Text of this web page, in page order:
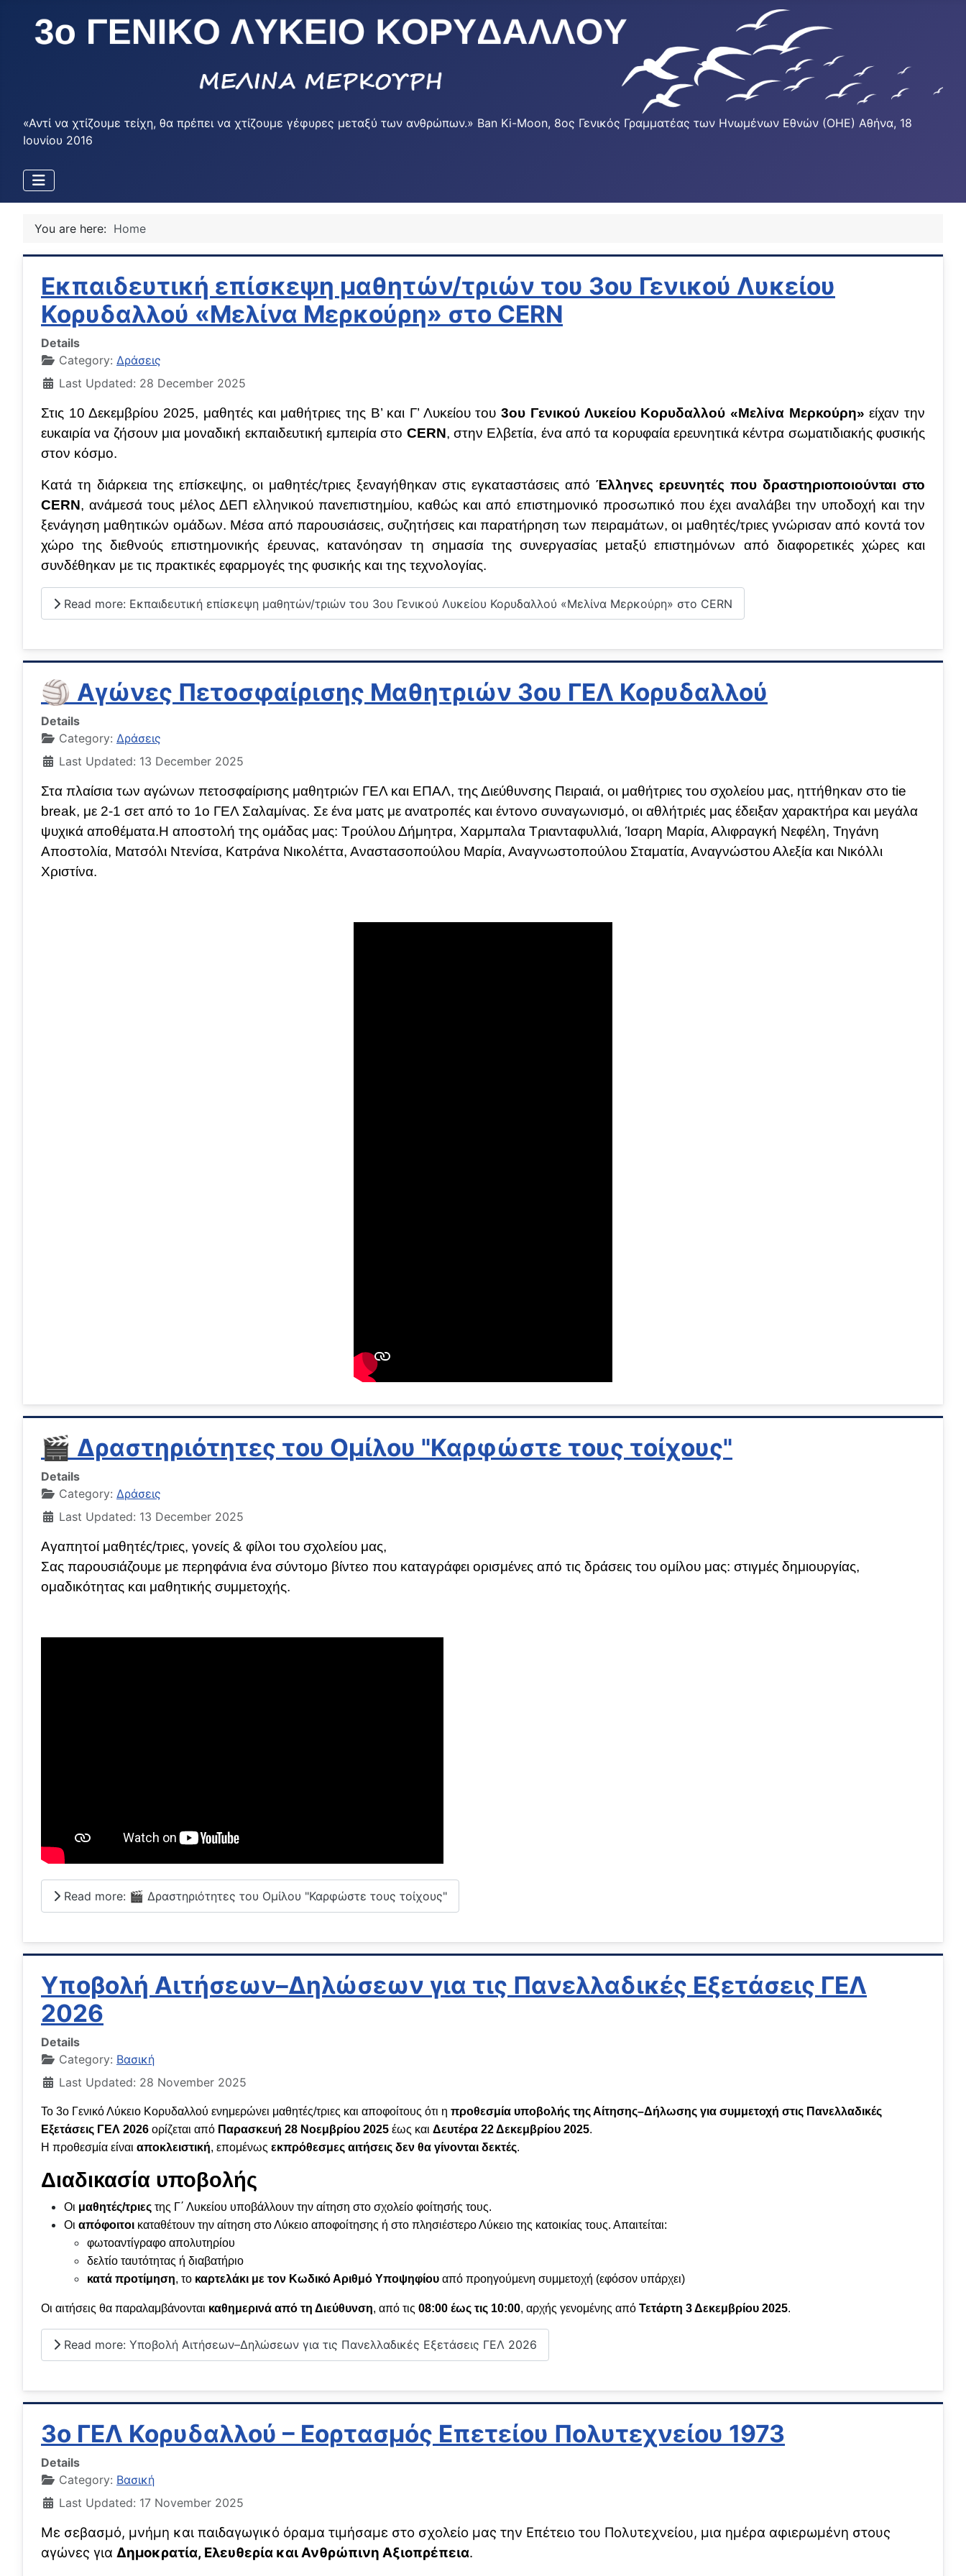
«Αντί να χτίζουμε τείχη, θα πρέπει να χτίζουμε γέφυρες μεταξύ των ανθρώπων.» Ban Ki-Moon, 8ος Γενικός Γραμματέας των Ηνωμένων Εθνών (ΟΗΕ) Αθήνα, 18
Ιουνίου 2016
You are here: Home
Εκπαιδευτική επίσκεψη μαθητών/τριών του 3ου Γενικού Λυκείου
Κορυδαλλού «Μελίνα Μερκούρη» στο CERN
Details
Category: Δράσεις
Last Updated: 28 December 2025
Στις 10 Δεκεμβρίου 2025, μαθητές και μαθήτριες της Β’ και Γ’ Λυκείου του3ου Γενικού Λυκείου Κορυδαλλού «Μελίνα Μερκούρη» είχαν την
ευκαιρία να ζήσουν μια μοναδική εκπαιδευτική εμπειρία στο CERN, στην Ελβετία, ένα από τα κορυφαία ερευνητικά κέντρα σωματιδιακής φυσικής
στον κόσμο.
Κατά τη διάρκεια της επίσκεψης, οι μαθητές/τριες ξεναγήθηκαν στις εγκαταστάσεις απόΈλληνες ερευνητές που δραστηριοποιούνται στο
CERN, ανάμεσά τους μέλος ΔΕΠ ελληνικού πανεπιστημίου, καθώς και από επιστημονικό προσωπικό που έχει αναλάβει την υποδοχή και την
ξενάγηση μαθητικών ομάδων. Μέσα από παρουσιάσεις, συζητήσεις και παρατήρηση των πειραμάτων, οι μαθητές/τριες γνώρισαν από κοντά τον
χώρο της διεθνούς επιστημονικής έρευνας, κατανόησαν τη σημασία της συνεργασίας μεταξύ επιστημόνων από διαφορετικές χώρες και
συνδέθηκαν με τις πρακτικές εφαρμογές της φυσικής και της τεχνολογίας.
Read more: Εκπαιδευτική επίσκεψη μαθητών/τριών του 3ου Γενικού Λυκείου Κορυδαλλού «Μελίνα Μερκούρη» στο CERN
🏐 Αγώνες Πετοσφαίρισης Μαθητριών 3ου ΓΕΛ Κορυδαλλού
Details
Category: Δράσεις
Last Updated: 13 December 2025
Στα πλαίσια των αγώνων πετοσφαίρισης μαθητριών ΓΕΛ και ΕΠΑΛ, της Διεύθυνσης Πειραιά, οι μαθήτριες του σχολείου μας, ηττήθηκαν στο tie
break, με 2-1 σετ από το 1ο ΓΕΛ Σαλαμίνας. Σε ένα ματς με ανατροπές και έντονο συναγωνισμό, οι αθλήτριές μας έδειξαν χαρακτήρα και μεγάλα
ψυχικά αποθέματα.Η αποστολή της ομάδας μας: Τρούλου Δήμητρα, Χαρμπαλα Τριανταφυλλιά, Ίσαρη Μαρία, Αλιφραγκή Νεφέλη, Τηγάνη
Αποστολία, Ματσόλι Ντενίσα, Κατράνα Νικολέττα, Αναστασοπούλου Μαρία, Αναγνωστοπούλου Σταματία, Αναγνώστου Αλεξία και Νικόλλι
Χριστίνα.
🎬 Δραστηριότητες του Ομίλου "Καρφώστε τους τοίχους"
Details
Category: Δράσεις
Last Updated: 13 December 2025
Αγαπητοί μαθητές/τριες, γονείς & φίλοι του σχολείου μας,
Σας παρουσιάζουμε με περηφάνια ένα σύντομο βίντεο που καταγράφει ορισμένες από τις δράσεις του ομίλου μας: στιγμές δημιουργίας,
ομαδικότητας και μαθητικής συμμετοχής.
Read more: 🎬 Δραστηριότητες του Ομίλου "Καρφώστε τους τοίχους"
Υποβολή Αιτήσεων–Δηλώσεων για τις Πανελλαδικές Εξετάσεις ΓΕΛ
2026
Details
Category: Βασική
Last Updated: 28 November 2025
Το 3ο Γενικό Λύκειο Κορυδαλλού ενημερώνει μαθητές/τριες και αποφοίτους ότι η προθεσμία υποβολής της Αίτησης–Δήλωσης για συμμετοχή στις Πανελλαδικές
Εξετάσεις ΓΕΛ 2026 ορίζεται από Παρασκευή 28 Νοεμβρίου 2025 έως και Δευτέρα 22 Δεκεμβρίου 2025.
Η προθεσμία είναι αποκλειστική, επομένως εκπρόθεσμες αιτήσεις δεν θα γίνονται δεκτές.
Διαδικασία υποβολής
Οι μαθητές/τριες της Γ΄ Λυκείου υποβάλλουν την αίτηση στο σχολείο φοίτησής τους.
Οι απόφοιτοι καταθέτουν την αίτηση στο Λύκειο αποφοίτησης ή στο πλησιέστερο Λύκειο της κατοικίας τους. Απαιτείται:
φωτοαντίγραφο απολυτηρίου
δελτίο ταυτότητας ή διαβατήριο
κατά προτίμηση, το καρτελάκι με τον Κωδικό Αριθμό Υποψηφίου από προηγούμενη συμμετοχή (εφόσον υπάρχει)
Οι αιτήσεις θα παραλαμβάνονται καθημερινά από τη Διεύθυνση, από τις 08:00 έως τις 10:00, αρχής γενομένης από Τετάρτη 3 Δεκεμβρίου 2025.
Read more: Υποβολή Αιτήσεων–Δηλώσεων για τις Πανελλαδικές Εξετάσεις ΓΕΛ 2026
3ο ΓΕΛ Κορυδαλλού – Εορτασμός Επετείου Πολυτεχνείου 1973
Details
Category: Βασική
Last Updated: 17 November 2025
Με σεβασμό, μνήμη και παιδαγωγικό όραμα τιμήσαμε στο σχολείο μας την Επέτειο του Πολυτεχνείου, μια ημέρα αφιερωμένη στους
αγώνες για Δημοκρατία, Ελευθερία και Ανθρώπινη Αξιοπρέπεια.